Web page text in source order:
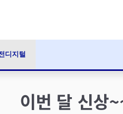
디지털
이번 달 신상